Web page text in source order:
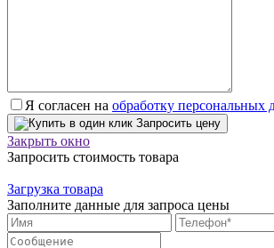
Я согласен на обработку персональных
Запросить цену
Закрыть окно
Запросить стоимость товара
Загрузка товара
Заполните данные для запроса цены